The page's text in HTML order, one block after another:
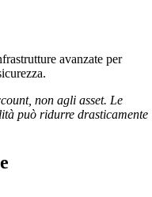
avanzate per
non agli asset. Le
può ridurre drasticamente